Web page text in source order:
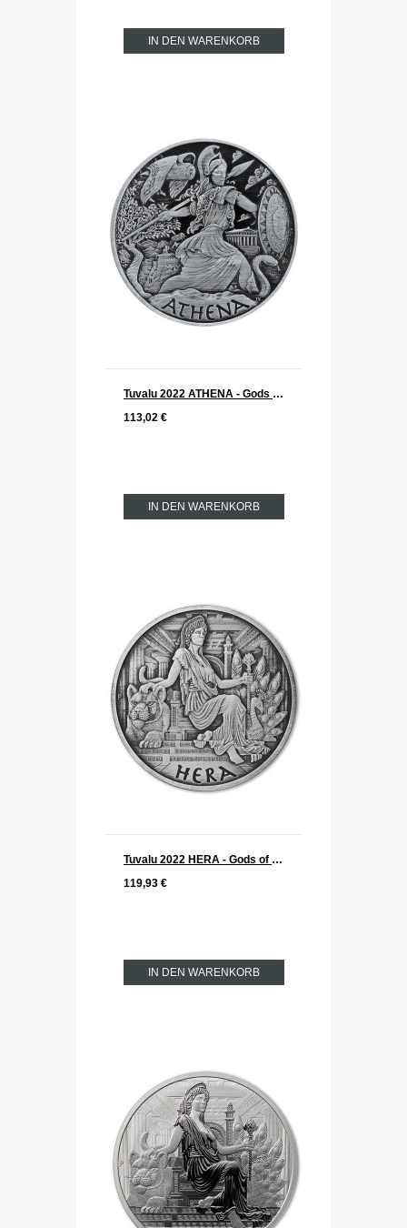
IN DEN WARENKORB
Tuvalu 2022 ATHENA - Gods of Olympus Silber 1 oz ANTIK FINISH
113,02 €
IN DEN WARENKORB
Tuvalu 2022 HERA - Gods of Olymp Silber 1 oz ANTIK FINISH
119,93 €
IN DEN WARENKORB